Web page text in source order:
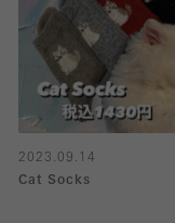
2023.09.14
Cat Socks